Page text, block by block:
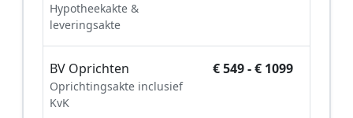
Hypotheekakte &
leveringsakte
BV Oprichten
Oprichtingsakte inclusief
KvK
€ 549 - € 1099